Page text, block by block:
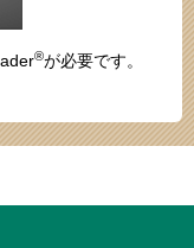
®が必要です。